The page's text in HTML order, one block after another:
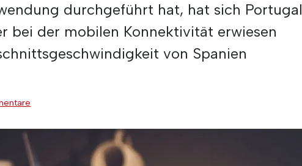
durchgeführt hat, hat sich Portugal
bei der mobilen Konnektivität erwiesen
von Spanien